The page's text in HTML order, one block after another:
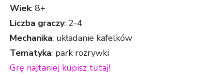
Wiek: 8+
Liczba graczy: 2-4
Mechanika: układanie kafelków
Tematyka: park rozrywki
Grę najtaniej kupisz tutaj!